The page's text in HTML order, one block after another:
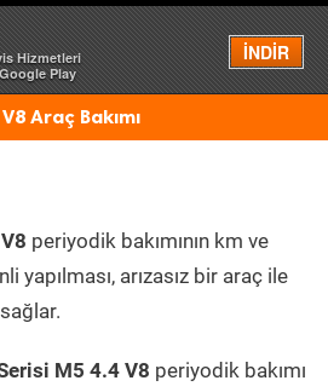
Hizmetleri
Play
İNDİR
Menü
Araç Bakımı
periyodik bakımının km ve
yapılması, arızasız bir araç ile
M5 4.4 V8 periyodik bakımı